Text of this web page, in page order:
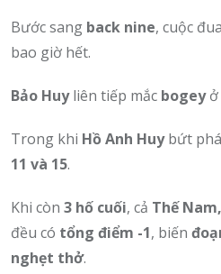
Bước sang back nine, cuộc
bao giờ hết.
Bảo Huyliên tiếp mắc bogeyở
Trong khi Hồ Anh Huybứt
11 và 15.
Khi còn 3 hố cuối, cả Thế
đều có tổng điểm -1, biến
nghẹt thở.